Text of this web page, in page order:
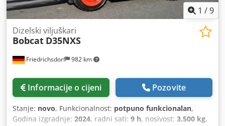
1 /9
Friedrichsdorf 982 km
Dizelski viljuškari
Bobcat D35NXS
Informacije o cijeni Pozovite
Stanje: novo, Funkcionalnost: potpuno funkcionalan,
Godina izgradnje: 2024, radni sati: 9 h, nosivost: 3.500 kg,